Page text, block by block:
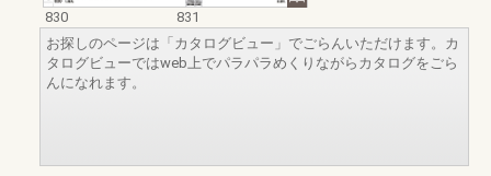
830
831
お探しのページは「カタログビュー」でごらんいただけます。カ
タログビューではweb上でパラパラめくりながらカタログをごら
んになれます。